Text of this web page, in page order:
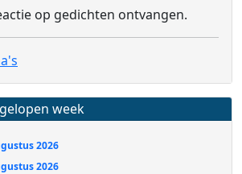
op gedichten ontvangen.
week
2026
2026